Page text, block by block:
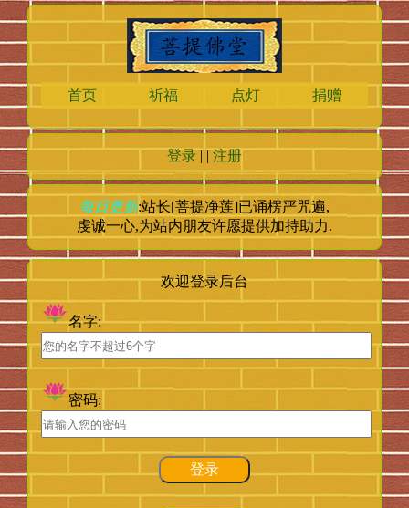
首页 祈福 点灯 捐赠
登录| |注册
每日更新:站长[菩提净莲]已诵楞严咒遍,
虔诚一心,为站内朋友许愿提供加持助力.
欢迎登录后台
名字:
密码:
登录